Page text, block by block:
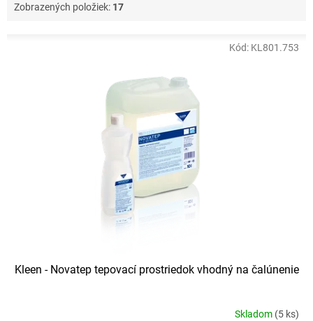
Zobrazených položiek: 17
Kleen - Novatep tepovací prostriedok vhodný na čalúnenie
Skladom (5 ks)
Kód: KL801.753